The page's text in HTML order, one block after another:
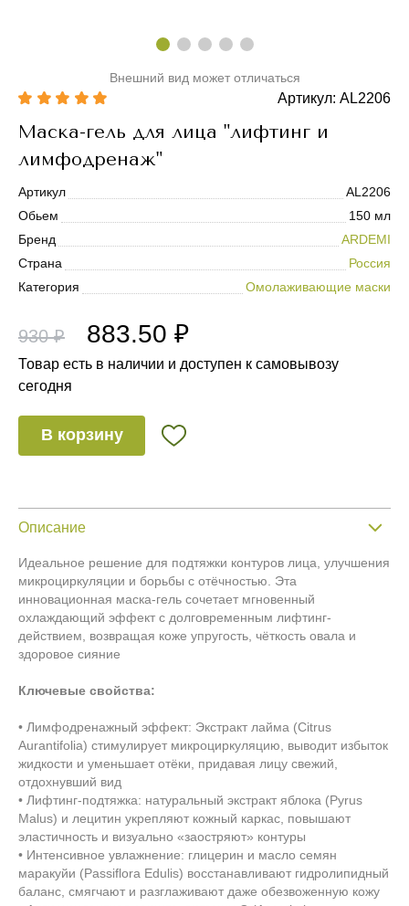
Внешний вид может отличаться
Артикул: AL2206
Маска-гель для лица "лифтинг и
лимфодренаж"
Артикул
AL2206
Обьем
150 мл
Бренд
ARDEMI
Страна
Россия
Категория
Омолаживающие маски
930 ₽ 883.50 ₽
Товар есть в наличии и доступен к самовывозу
сегодня
В корзину
Описание
Идеальное решение для подтяжки контуров лица, улучшения
микроциркуляции и борьбы с отёчностью. Эта
инновационная маска-гель сочетает мгновенный
охлаждающий эффект с долговременным лифтинг-
действием, возвращая коже упругость, чёткость овала и
здоровое сияние
Ключевые свойства:
• Лимфодренажный эффект: Экстракт лайма (Citrus
Aurantifolia) стимулирует микроциркуляцию, выводит избыток
жидкости и уменьшает отёки, придавая лицу свежий,
отдохнувший вид
• Лифтинг-подтяжка: натуральный экстракт яблока (Pyrus
Malus) и лецитин укрепляют кожный каркас, повышают
эластичность и визуально «заостряют» контуры
• Интенсивное увлажнение: глицерин и масло семян
маракуйи (Passiflora Edulis) восстанавливают гидролипидный
баланс, смягчают и разглаживают даже обезвоженную кожу